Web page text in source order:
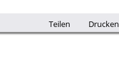
Teilen Drucken